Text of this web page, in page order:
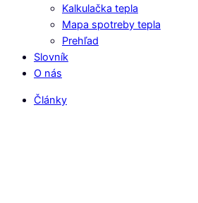
Kalkulačka tepla
Mapa spotreby tepla
Prehľad
Slovník
O nás
Články